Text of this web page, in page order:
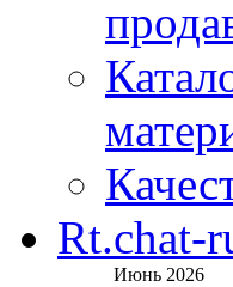
Rt.chat-
Июнь 2026